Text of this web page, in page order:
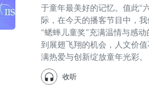
于童年最美好的记忆。值此“
际，在今天的播客节目中，
“蟋蟀儿童奖”充满温情与感
到展翅飞翔的机会，人文价
满热爱与创新绽放童年光彩。
收听